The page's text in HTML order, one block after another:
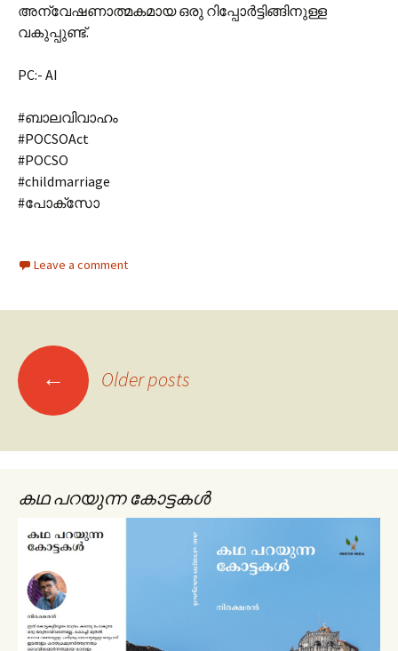
അന്വേഷണാത്മകമായ ഒരു റിപ്പോർട്ടിങ്ങിനുള്ള
വകുപ്പുണ്ട്.
PC:- AI
#ബാലവിവാഹം
#POCSOAct
#POCSO
#childmarriage
#പോക്സോ
Leave a comment
Posts navigation
← Older posts
കഥ പറയുന്ന കോട്ടകൾ